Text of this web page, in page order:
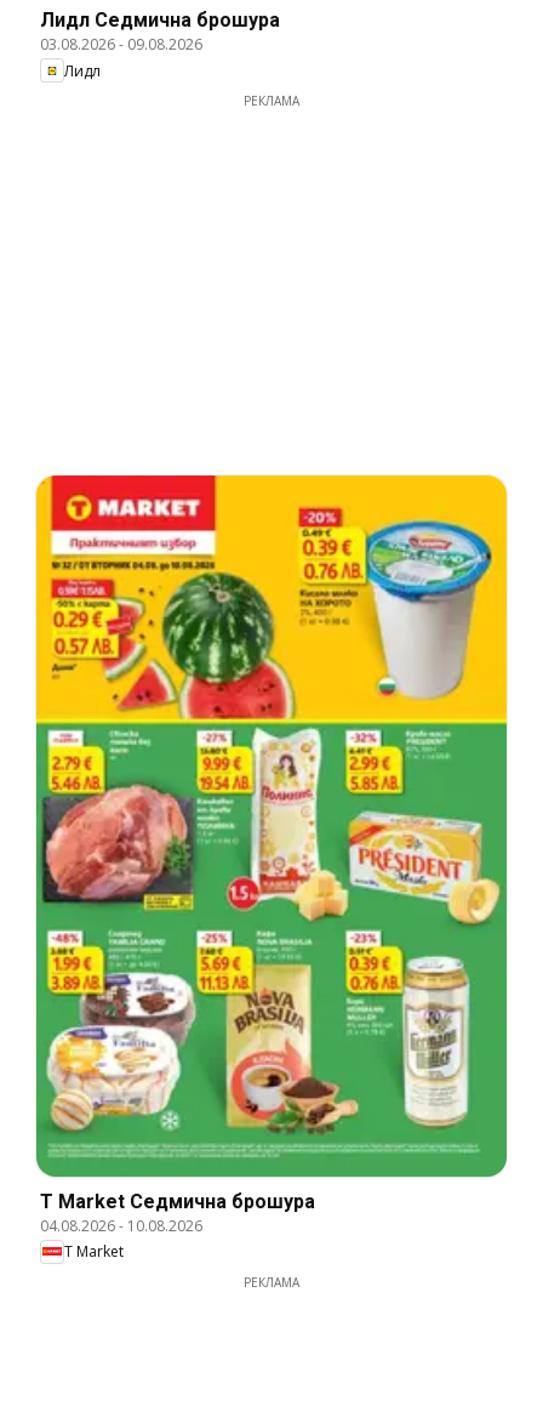
Лидл Cедмична брошура
03.08.2026- 09.08.2026
Лидл
РЕКЛАМА
T Market Cедмична брошура
04.08.2026- 10.08.2026
T Market
РЕКЛАМА